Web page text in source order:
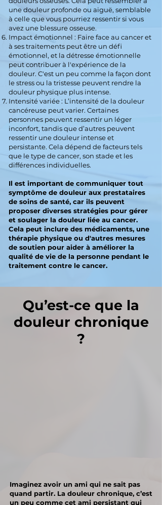
une douleur profonde ou aiguë, semblable
à celle que vous pourriez ressentir si vous
avez une blessure osseuse.
Impact émotionnel : Faire face au cancer et
à ses traitements peut être un défi
émotionnel, et la détresse émotionnelle
peut contribuer à l'expérience de la
douleur. C'est un peu comme la façon dont
le stress ou la tristesse peuvent rendre la
douleur physique plus intense.
Intensité variée : L’intensité de la douleur
cancéreuse peut varier. Certaines
personnes peuvent ressentir un léger
inconfort, tandis que d’autres peuvent
ressentir une douleur intense et
persistante. Cela dépend de facteurs tels
que le type de cancer, son stade et les
différences individuelles.
Il est important de communiquer tout
symptôme de douleur aux prestataires
de soins de santé, car ils peuvent
proposer diverses stratégies pour gérer
et soulager la douleur liée au cancer.
Cela peut inclure des médicaments, une
thérapie physique ou d'autres mesures
de soutien pour aider à améliorer la
qualité de vie de la personne pendant le
traitement contre le cancer.
Qu’est-ce que la
douleur chronique
?
Imaginez avoir un ami qui ne sait pas
quand partir. La douleur chronique, c’est
un peu comme cet ami persistant qui